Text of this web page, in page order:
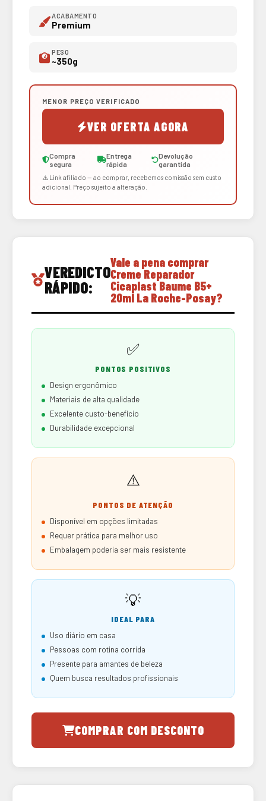
ACABAMENTO
Premium
PESO
~350g
MENOR PREÇO VERIFICADO
VER OFERTA AGORA
Compra
segura
Entrega
rápida
Devolução
garantida
⚠️ Link afiliado — ao comprar, recebemos comissão sem custo
adicional. Preço sujeito a alteração.
VEREDICTO
RÁPIDO:
Vale a pena comprar
Creme Reparador
Cicaplast Baume B5+
20ml La Roche-Posay?
✅
PONTOS POSITIVOS
Design ergonômico
Materiais de alta qualidade
Excelente custo-benefício
Durabilidade excepcional
⚠️
PONTOS DE ATENÇÃO
Disponível em opções limitadas
Requer prática para melhor uso
Embalagem poderia ser mais resistente
💡
IDEAL PARA
Uso diário em casa
Pessoas com rotina corrida
Presente para amantes de beleza
Quem busca resultados profissionais
COMPRAR COM DESCONTO